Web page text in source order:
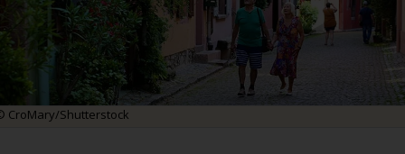
CroMary/Shutterstock